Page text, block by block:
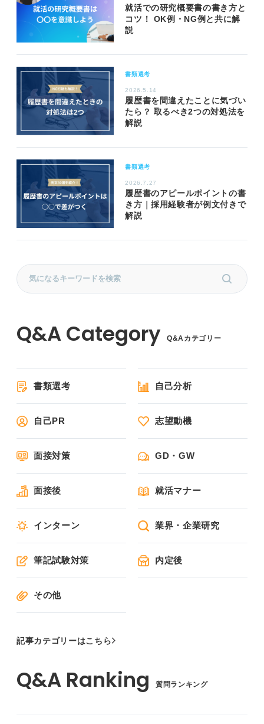
就活での研究概要書の書き方と
コツ！ OK例・NG例と共に解
説
書類選考
2026.5.14
履歴書を間違えたことに気づい
たら？ 取るべき2つの対処法を
解説
書類選考
2026.7.27
履歴書のアピールポイントの書
き方｜採用経験者が例文付きで
解説
Q&Aカテゴリー
書類選考 自己分析
自己PR 志望動機
面接対策 GD・GW
面接後 就活マナー
インターン 業界・企業研究
筆記試験対策 内定後
その他
記事カテゴリーはこちら
質問ランキング